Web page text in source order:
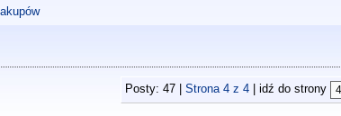
Posty: 47 | Strona 4z 4| idź do strony